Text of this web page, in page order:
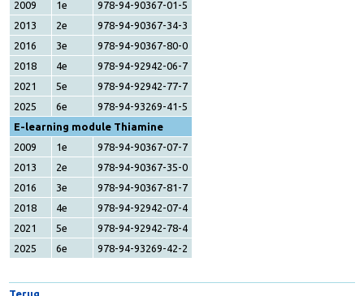
Jaar Druk ISBN
e-book
Alles over Thiamine
2009
1e
978-94-90367-01-5
2013
2e
978-94-90367-34-3
2016
3e
978-94-90367-80-0
2018
4e
978-94-92942-06-7
2021
5e
978-94-92942-77-7
2025
6e
978-94-93269-41-5
E-learning module Thiamine
2009
1e
978-94-90367-07-7
2013
2e
978-94-90367-35-0
2016
3e
978-94-90367-81-7